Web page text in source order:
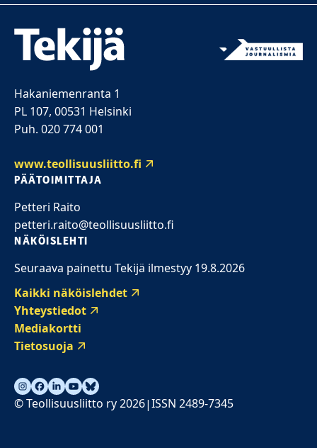
Hakaniemenranta 1
PL 107, 00531 Helsinki
Puh. 020 774 001
www.teollisuusliitto.fi
PÄÄTOIMITTAJA
Petteri Raito
petteri.raito@teollisuusliitto.fi
NÄKÖISLEHTI
Seuraava painettu Tekijä ilmestyy 19.8.2026
Kaikki näköislehdet
Yhteystiedot
Mediakortti
Tietosuoja
© Teollisuusliitto ry 2026|ISSN 2489-7345